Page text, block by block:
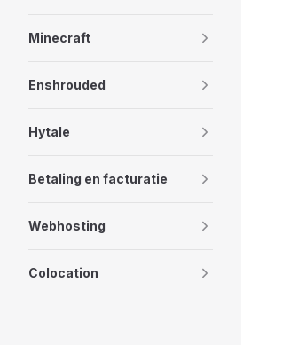
Minecraft
Enshrouded
Hytale
Betaling en facturatie
Webhosting
Colocation